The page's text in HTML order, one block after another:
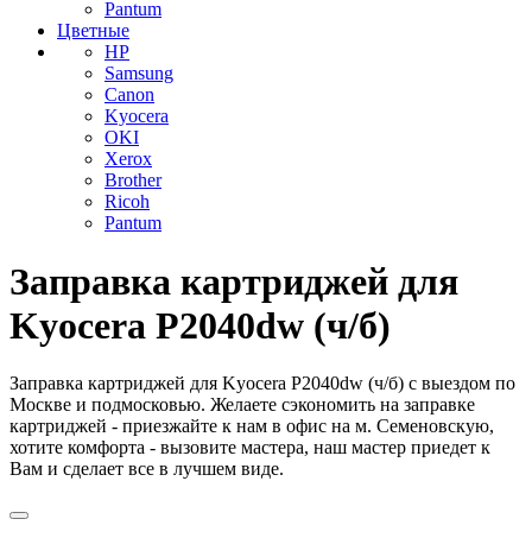
Pantum
Цветные
HP
Samsung
Canon
Kyocera
OKI
Xerox
Brother
Ricoh
Pantum
Заправка картриджей для
Kyocera P2040dw (ч/б)
Заправка картриджей для Kyocera P2040dw (ч/б) с выездом по
Москве и подмосковью. Желаете сэкономить на заправке
картриджей - приезжайте к нам в офис на м. Семеновскую,
хотите комфорта - вызовите мастера, наш мастер приедет к
Вам и сделает все в лучшем виде.